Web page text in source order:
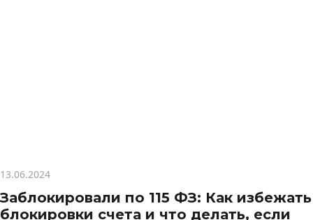
13.06.2024
Заблокировали по 115 ФЗ: Как избежать
блокировки счета и что делать, если